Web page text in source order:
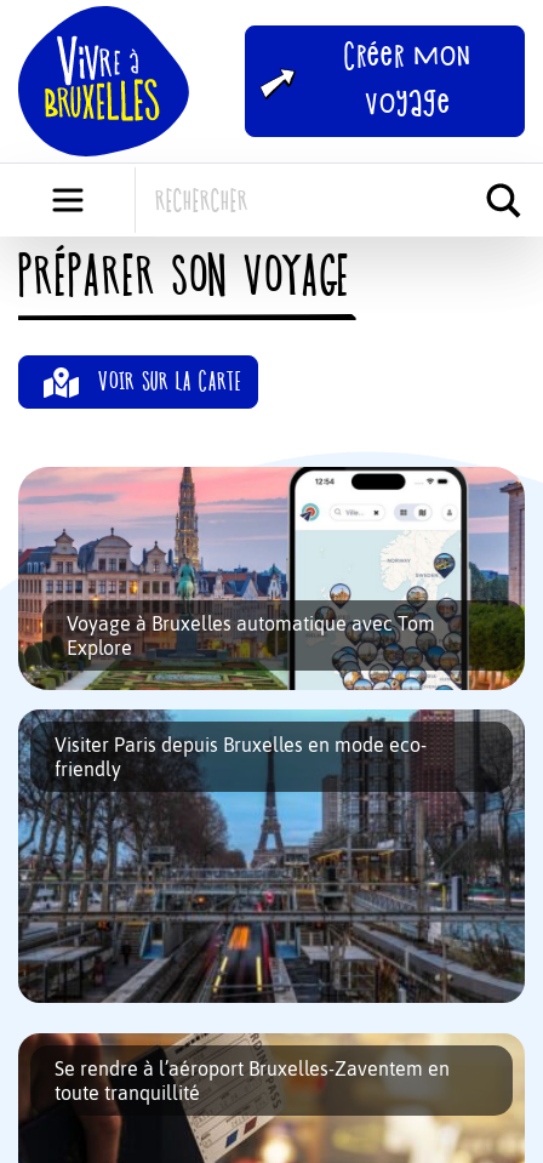
content
Créer mon
voyage
PRÉPARER SON VOYAGE
VOIR SUR LA CARTE
Voyage à Bruxelles automatique avec Tom
Explore
L’équipe de Vivre à Bruxelles est ravie de vous présenter
Tom Explore, son nouvel outil innovant qui utilise des
algorithmes et l’intelligence artificielle pour planifier votre
voyage de manière automatique […]
Visiter Paris depuis Bruxelles en mode eco-
friendly
Vous souhaitez voyager entre Bruxelles et Paris ? Rien de plus
simple ! En effet, les deux capitales sont à moins d’1h30 l’une de
l’autre. Aussi, la mobilité durable étant […]
Se rendre à l’aéroport Bruxelles-Zaventem en
toute tranquillité